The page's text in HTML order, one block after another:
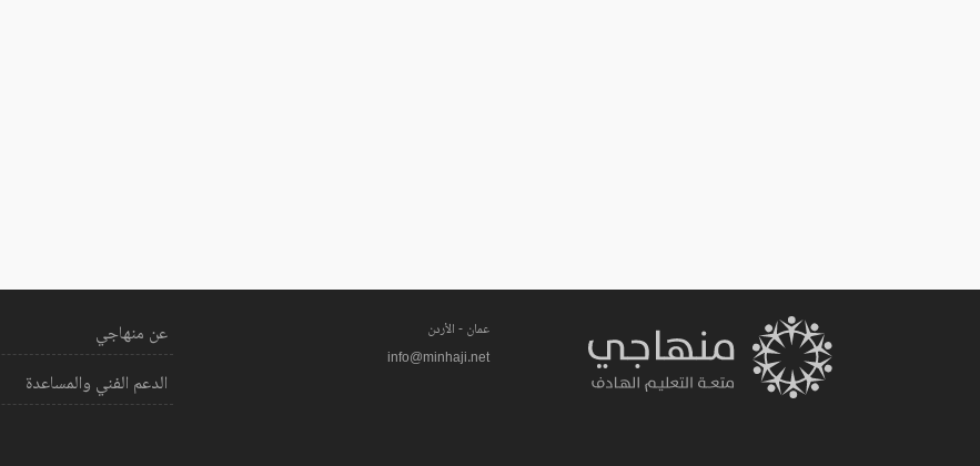
عمان - الأردن
info@minhaji.net
عن منهاجي
الدعم الفني والمساعدة